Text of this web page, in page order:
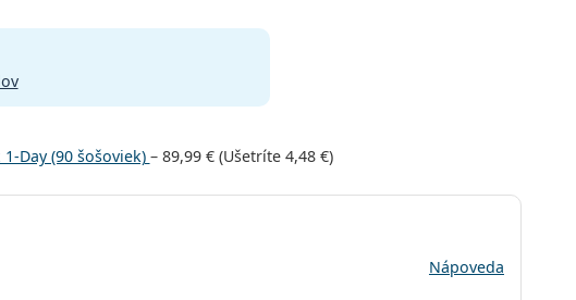
Day (90 šošoviek) – 89,99 €(Ušetríte 4,48 €)
Nápoveda